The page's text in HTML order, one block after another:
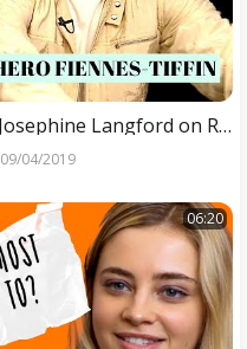
'AFTER' Hero Fiennes-Tiffin & Josephine Langford on REAL Romance and Intimate Scenes (2019)
09/04/2019
06:20